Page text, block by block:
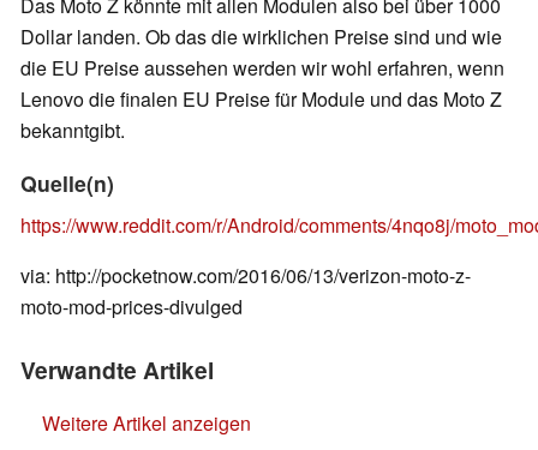
Dollar landen. Ob das die wirklichen Preise sind und wie
die EU Preise aussehen werden wir wohl erfahren, wenn
Lenovo die finalen EU Preise für Module und das Moto Z
bekanntgibt.
Quelle(n)
https://www.reddit.com/r/Android/comments/4nqo8j/
via: http://pocketnow.com/2016/06/13/verizon-moto-z-
moto-mod-prices-divulged
Verwandte Artikel
Weitere Artikel anzeigen